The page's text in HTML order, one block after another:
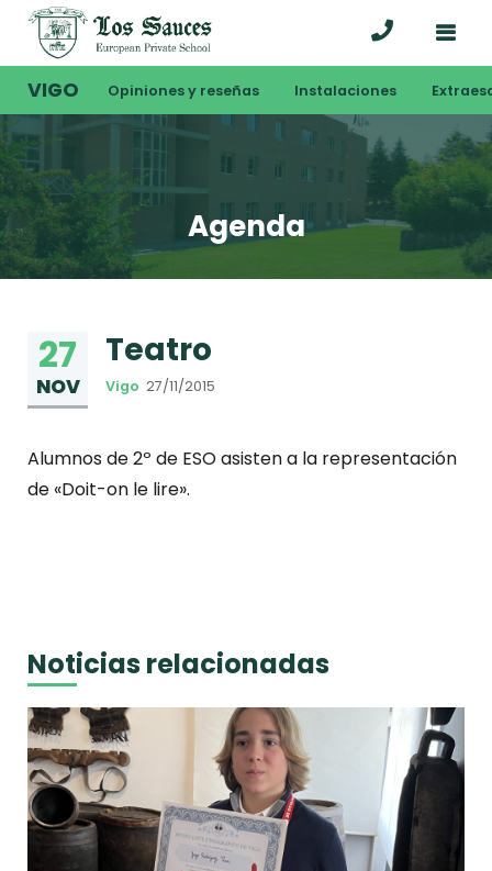
VIGO Opiniones y reseñas Instalaciones
Agenda
27
NOV
Teatro
Vigo 27/11/2015
Alumnos de 2º de ESO asisten a la representación
de «Doit-on le lire».
Noticias relacionadas